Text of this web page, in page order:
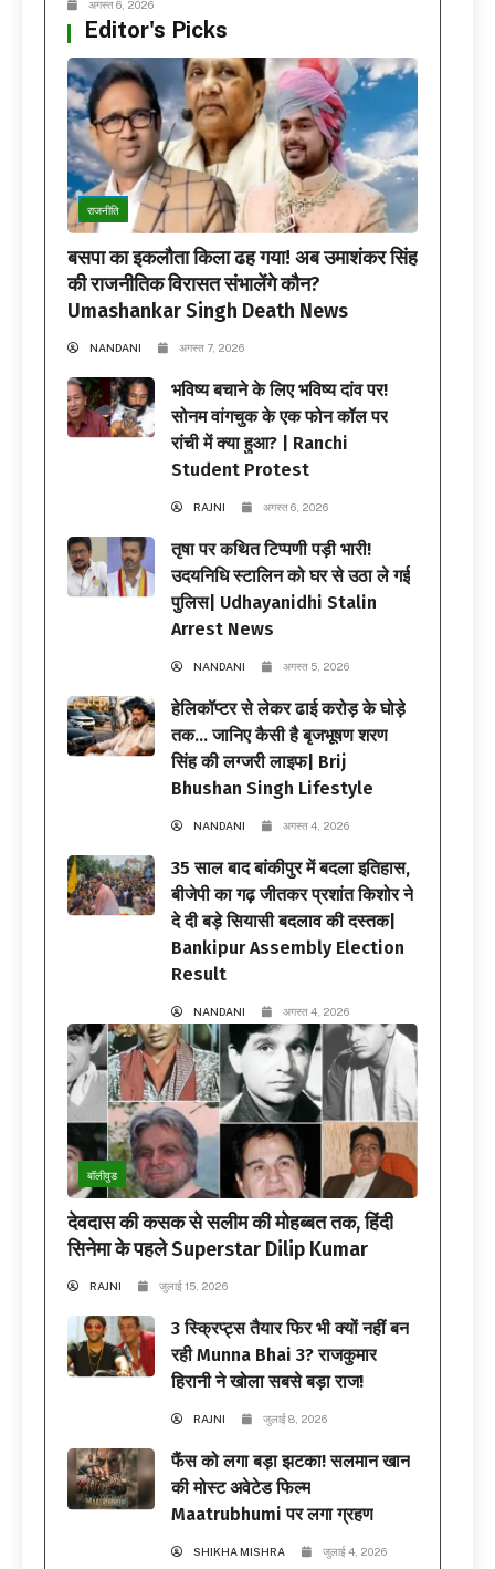
अगस्त 6, 2026
Editor's Picks
राजनीति
बसपा का इकलौता किला ढह गया! अब उमाशंकर सिंह
की राजनीतिक विरासत संभालेंगे कौन?
Umashankar Singh Death News
NANDANI अगस्त 7, 2026
भविष्य बचाने के लिए भविष्य दांव पर!
सोनम वांगचुक के एक फोन कॉल पर
रांची में क्या हुआ? | Ranchi
Student Protest
RAJNI अगस्त 6, 2026
तृषा पर कथित टिप्पणी पड़ी भारी!
उदयनिधि स्टालिन को घर से उठा ले गई
पुलिस| Udhayanidhi Stalin
Arrest News
NANDANI अगस्त 5, 2026
हेलिकॉप्टर से लेकर ढाई करोड़ के घोड़े
तक… जानिए कैसी है बृजभूषण शरण
सिंह की लग्जरी लाइफ| Brij
Bhushan Singh Lifestyle
NANDANI अगस्त 4, 2026
35 साल बाद बांकीपुर में बदला इतिहास,
बीजेपी का गढ़ जीतकर प्रशांत किशोर ने
दे दी बड़े सियासी बदलाव की दस्तक|
Bankipur Assembly Election
Result
NANDANI अगस्त 4, 2026
बॉलीवुड
देवदास की कसक से सलीम की मोहब्बत तक, हिंदी
सिनेमा के पहले Superstar Dilip Kumar
RAJNI जुलाई 15, 2026
3 स्क्रिप्ट्स तैयार फिर भी क्यों नहीं बन
रही Munna Bhai 3? राजकुमार
हिरानी ने खोला सबसे बड़ा राज!
RAJNI जुलाई 8, 2026
फैंस को लगा बड़ा झटका! सलमान खान
की मोस्ट अवेटेड फिल्म
Maatrubhumi पर लगा ग्रहण
SHIKHA MISHRA जुलाई 4, 2026